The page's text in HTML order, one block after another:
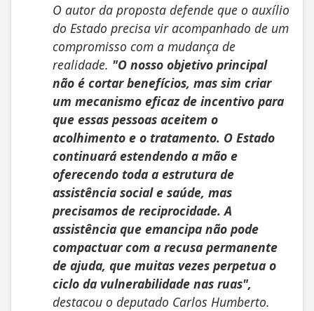
O autor da proposta defende que o auxílio
do Estado precisa vir acompanhado de um
compromisso com a mudança de
realidade. "O nosso objetivo principal
não é cortar benefícios, mas sim criar
um mecanismo eficaz de incentivo para
que essas pessoas aceitem o
acolhimento e o tratamento. O Estado
continuará estendendo a mão e
oferecendo toda a estrutura de
assistência social e saúde, mas
precisamos de reciprocidade. A
assistência que emancipa não pode
compactuar com a recusa permanente
de ajuda, que muitas vezes perpetua o
ciclo da vulnerabilidade nas ruas",
destacou o deputado Carlos Humberto.